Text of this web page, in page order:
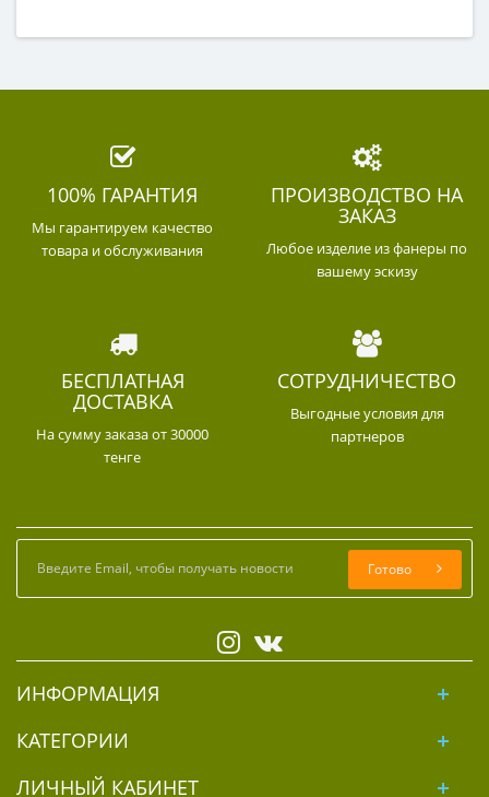
100% ГАРАНТИЯ
Мы гарантируем качество
товара и обслуживания
ПРОИЗВОДСТВО НА
ЗАКАЗ
Любое изделие из фанеры по
вашему эскизу
БЕСПЛАТНАЯ
ДОСТАВКА
На сумму заказа от 30000
тенге
СОТРУДНИЧЕСТВО
Выгодные условия для
партнеров
Готово
ИНФОРМАЦИЯ
КАТЕГОРИИ
ЛИЧНЫЙ КАБИНЕТ